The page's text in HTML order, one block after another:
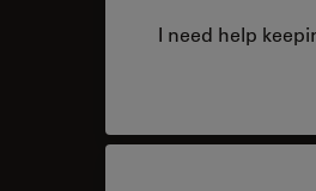
I need help